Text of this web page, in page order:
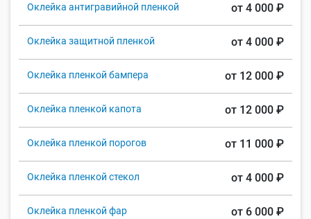
Оклейка антигравийной пленкой от 4 000 ₽
Оклейка защитной пленкой от 4 000 ₽
Оклейка пленкой бампера от 12 000 ₽
Оклейка пленкой капота от 12 000 ₽
Оклейка пленкой порогов от 11 000 ₽
Оклейка пленкой стекол от 4 000 ₽
Оклейка пленкой фар от 6 000 ₽